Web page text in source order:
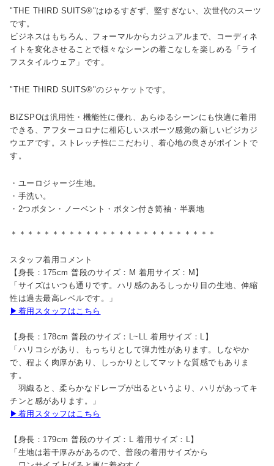
"THE THIRD SUITS®"はゆるすぎず、堅すぎない、次世代のスーツ
です。
ビジネスはもちろん、フォーマルからカジュアルまで、コーディネ
イトを変化させることで様々なシーンの着こなしを楽しめる「ライ
フスタイルウェア」です。
"THE THIRD SUITS®"のジャケットです。
BIZSPOは汎用性・機能性に優れ、あらゆるシーンにも快適に着用
できる、アフターコロナに相応しいスポーツ感覚の新しいビジカジ
ウエアです。ストレッチ性にこだわり、着心地の良さがポイントで
す。
・ユーロジャージ生地。
・手洗い。
・2つボタン・ノーベント・ボタン付き筒袖・半裏地
＊＊＊＊＊＊＊＊＊＊＊＊＊＊＊＊＊＊＊＊＊＊＊＊＊
スタッフ着用コメント
【身長：175cm 普段のサイズ：M 着用サイズ：M】
「サイズはいつも通りです。ハリ感のあるしっかり目の生地、伸縮
性は過去最高レベルです。」
▶着用スタッフはこちら
【身長：178cm 普段のサイズ：L~LL 着用サイズ：L】
「ハリコシがあり、もっちりとして弾力性があります。しなやか
で、程よく肉厚があり、しっかりとしてマットな質感でもありま
す。
羽織ると、柔らかなドレープが出るというより、ハリがあってキ
チンと感があります。」
▶着用スタッフはこちら
【身長：179cm 普段のサイズ：L 着用サイズ：L】
「生地は若干厚みがあるので、普段の着用サイズから